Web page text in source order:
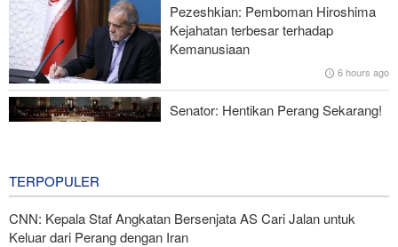
Norouzi: Jurnalis Berdiri di Titik Pertemuan antara Realitas dan
Opini Publik
Menhan Pakistan: Persatuan Negara-negara Islam dalam
Melawan Zionis Urgen
Pezeshkian: Pemboman Hiroshima
Kejahatan terbesar terhadap
Kemanusiaan
6 hours ago
Senator: Hentikan Perang Sekarang!
TERPOPULER
CNN: Kepala Staf Angkatan Bersenjata AS Cari Jalan untuk
Keluar dari Perang dengan Iran